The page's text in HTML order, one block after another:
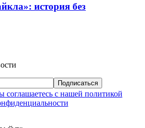
история без
соглашаетесь с нашей политикой